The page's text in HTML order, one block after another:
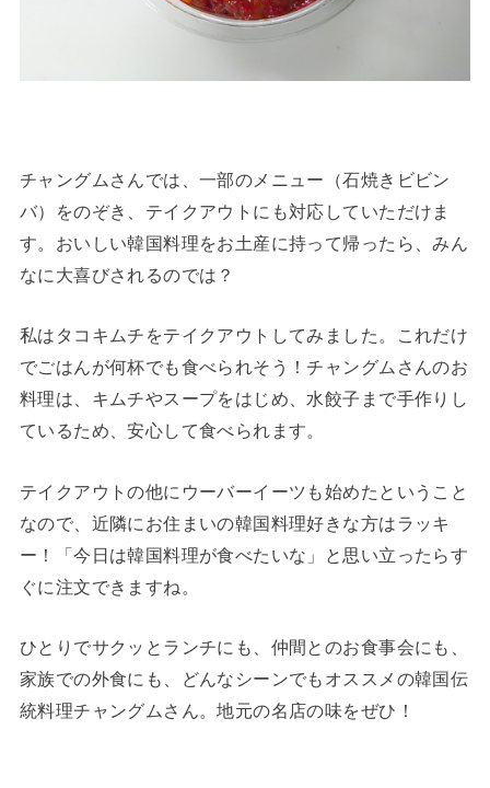
チャングムさんでは、一部のメニュー（石焼きビビン
バ）をのぞき、テイクアウトにも対応していただけま
す。おいしい韓国料理をお土産に持って帰ったら、みん
なに大喜びされるのでは？
私はタコキムチをテイクアウトしてみました。これだけ
でごはんが何杯でも食べられそう！チャングムさんのお
料理は、キムチやスープをはじめ、水餃子まで手作りし
ているため、安心して食べられます。
テイクアウトの他にウーバーイーツも始めたということ
なので、近隣にお住まいの韓国料理好きな方はラッキ
ー！「今日は韓国料理が食べたいな」と思い立ったらす
ぐに注文できますね。
ひとりでサクッとランチにも、仲間とのお食事会にも、
家族での外食にも、どんなシーンでもオススメの韓国伝
統料理チャングムさん。地元の名店の味をぜひ！